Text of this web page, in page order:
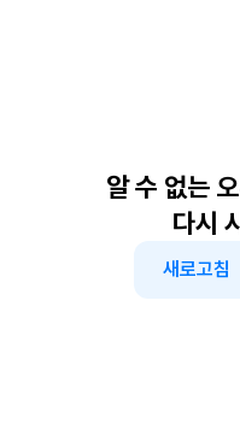
알 수 없는
다시
새로고침